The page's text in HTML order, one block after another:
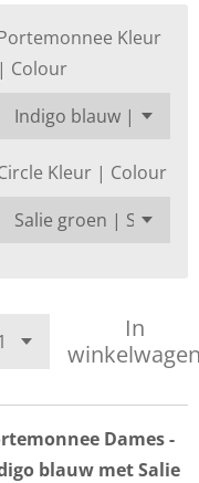
Kleur
| Colour
Kleur | Colour
In
Dames -
blauw met Salie